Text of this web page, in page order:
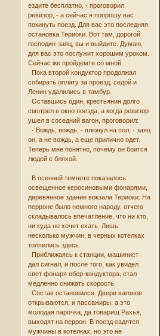
ездите бесплатно, - проговорил
ревизор, - а сейчас я попрошу вас
покинуть поезд. Для вас это последняя
остановка Териоки. Вот там, дорогой
господин-заяц, вы и выйдите. Думаю,
для вас это послужит хорошим уроком.
Сейчас же пройдемте со мной.
Пока второй кондуктор продолжал
собирать оплату за проезд, седой и
Ленин удалились в тамбур.
Оставшись один, крестьянин долго
смотрел в окно поезда, а когда ревизор
ушел в соседний вагон, проговорил:
- Вождь, вождь, - плюнул на пол, - заяц
он, а не вождь, а еще прилично одет.
Теперь мне понятно, почему он боится
людей с бляхой.
В осенней темноте показалось
освещенное керосиновыми фонарями,
деревянное здание вокзала Териоки. На
перроне было немного народу, отчего
складывалось впечатление, что ни кто,
ни куда не хочет ехать. Лишь
несколько мужчин, в черных котелках
толпились здесь.
Приближаясь к станции, машинист
дал сигнал, и после того, как увидел
свет фонаря обер-кондуктора, стал
медленно снижать скорость.
Состав остановился. Двери вагонов
открываются, и пассажиры, а это
молодая парочка, да товарищ Рахья,
выходят на перрон. В поезд садятся
мужчины в котелках, но это не